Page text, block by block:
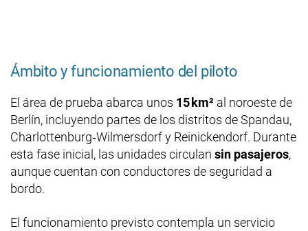
Ámbito y funcionamiento del piloto
El área de prueba abarca unos 15 km² al noroeste de
Berlín, incluyendo partes de los distritos de Spandau,
Charlottenburg‑Wilmersdorf y Reinickendorf. Durante
esta fase inicial, las unidades circulan sin pasajeros,
aunque cuentan con conductores de seguridad a
bordo.
El funcionamiento previsto contempla un servicio